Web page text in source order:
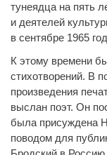
тунеядца на пять
и деятелей
в сентябре 1965
К этому времени
стихотворений. В
произведения
выслан поэт. Он
была присуждена
поводом для